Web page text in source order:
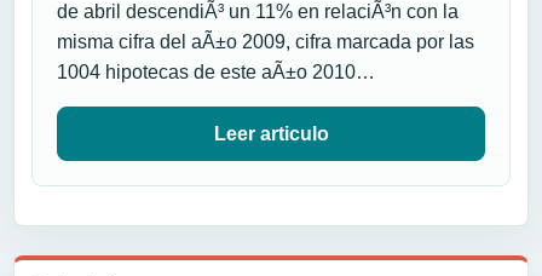
de abril descendiÃ³ un 11% en relaciÃ³n con la
misma cifra del aÃ±o 2009, cifra marcada por las
1004 hipotecas de este aÃ±o 2010…
Leer articulo